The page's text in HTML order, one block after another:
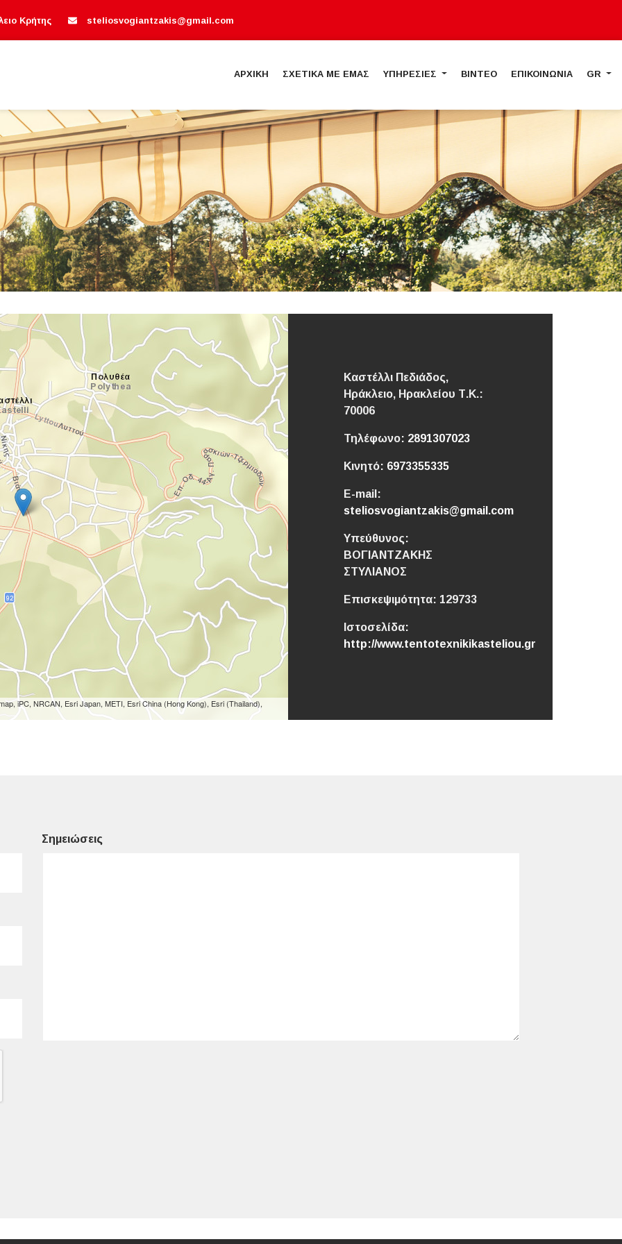
Κρήτης steliosvogiantzakis@gmail.com
ΑΡΧΙΚΗ ΣΧΕΤΙΚΑ ΜΕ ΕΜΑΣ ΥΠΗΡΕΣΙΕΣ ΒΙΝΤΕΟ ΕΠΙΚΟΙΝΩΝΙΑ GR
iPC, NRCAN, Esri Japan, METI, Esri China (Hong Kong), Esri (Thailand),
Καστέλλι Πεδιάδος,
Ηράκλειο, Ηρακλείου Τ.Κ.:
70006
Τηλέφωνο: 2891307023
Κινητό: 6973355335
E-mail:
steliosvogiantzakis@gmail.com
Υπεύθυνος:
ΒΟΓΙΑΝΤΖΑΚΗΣ
ΣΤΥΛΙΑΝΟΣ
Επισκεψιμότητα: 129733
Ιστοσελίδα:
http://www.tentotexnikikasteliou.gr
Σημειώσεις